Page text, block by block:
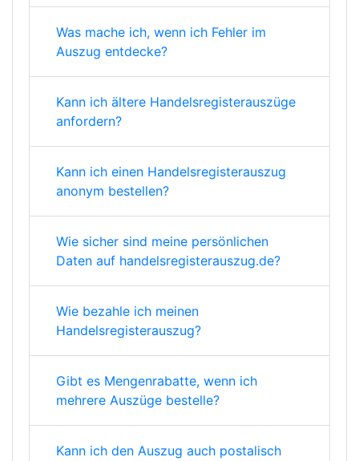
Was mache ich, wenn ich Fehler im
Auszug entdecke?
Kann ich ältere Handelsregisterauszüge
anfordern?
Kann ich einen Handelsregisterauszug
anonym bestellen?
Wie sicher sind meine persönlichen
Daten auf handelsregisterauszug.de?
Wie bezahle ich meinen
Handelsregisterauszug?
Gibt es Mengenrabatte, wenn ich
mehrere Auszüge bestelle?
Kann ich den Auszug auch postalisch